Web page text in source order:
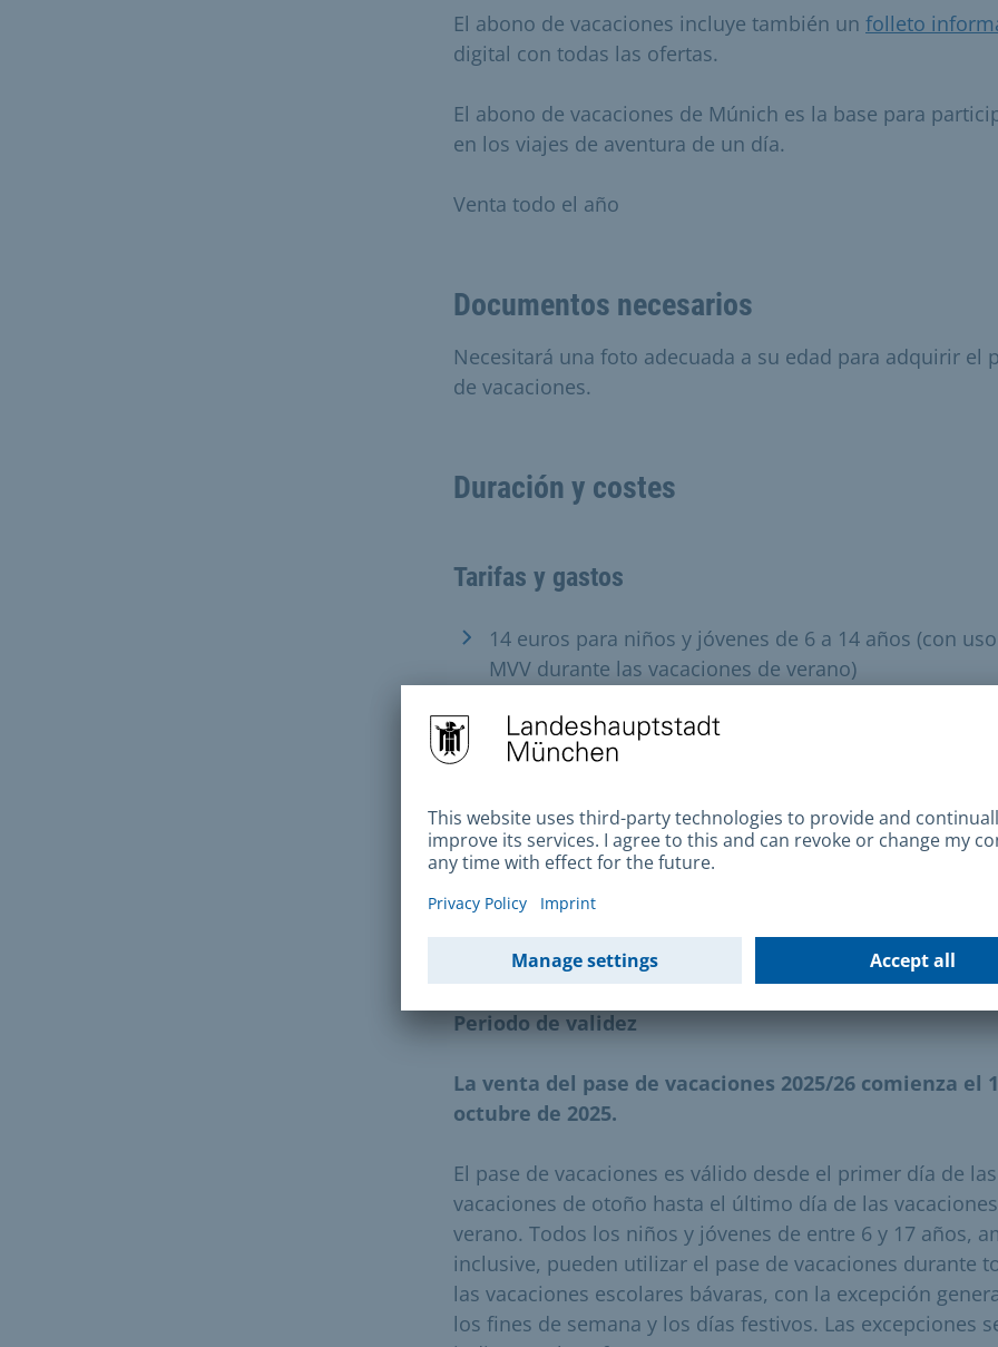
El abono de vacaciones incluye también un folleto
digital con todas las ofertas.
El abono de vacaciones de Múnich es la base para
en los viajes de aventura de un día.
Venta todo el año
Documentos necesarios
Necesitará una foto adecuada a su edad para adquirir el
de vacaciones.
Duración y costes
Tarifas y gastos
14 euros para niños y jóvenes de 6 a 14 años (con
MVV durante las vacaciones de verano)
10 euros para niños y jóvenes de entre 15 y 17 años
uso del MVV durante las vacaciones de verano)
Las familias con pocos recursos pueden obtener un pase
vacaciones gratuito gracias a la iniciativa «SZ Gute
Encontrará más información al respecto en los centros
sociales municipales. Aquí puedeencontrarsucentro
municipal correspondiente
Periodo de validez
La venta del pase de vacaciones 2025/26 comienza el
octubre de 2025.
El pase de vacaciones es válido desde el primer día de las
vacaciones de otoño hasta el último día de las
verano. Todos los niños y jóvenes de entre 6 y 17 años,
inclusive, pueden utilizar el pase de vacaciones durante
las vacaciones escolares bávaras, con la excepción
los fines de semana y los días festivos. Las excepciones